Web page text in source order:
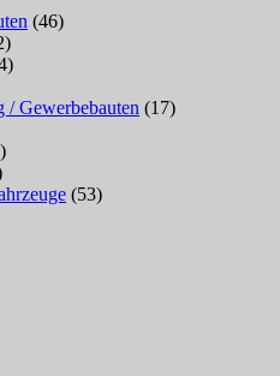
(46)
/ Gewerbebauten (17)
(53)